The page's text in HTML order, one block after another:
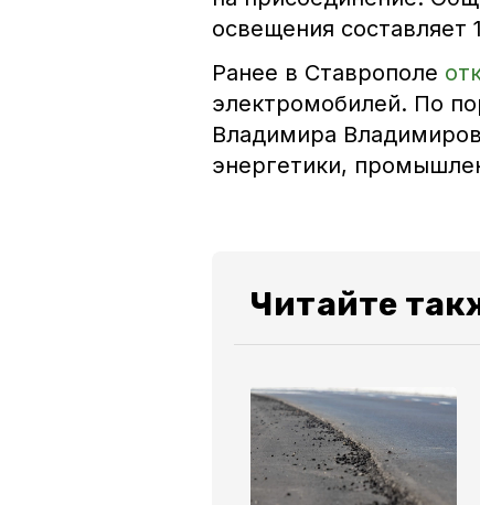
освещения составляет
Ранее в Ставрополе
электромобилей. По
Владимира
энергетики,
Читайте